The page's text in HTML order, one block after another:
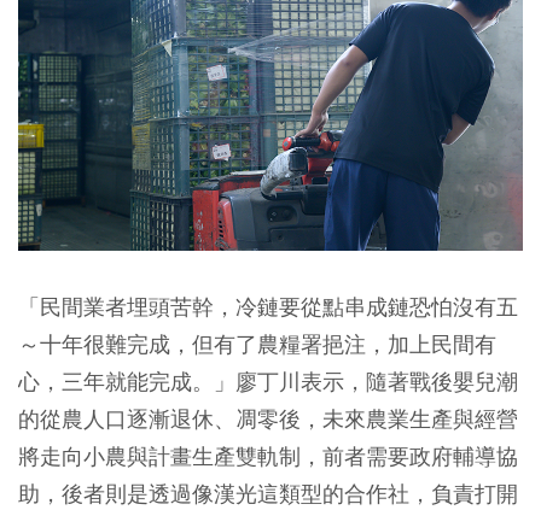
「民間業者埋頭苦幹，冷鏈要從點串成鏈恐怕沒有五
～十年很難完成，但有了農糧署挹注，加上民間有
心，三年就能完成。」廖丁川表示，隨著戰後嬰兒潮
的從農人口逐漸退休、凋零後，未來農業生產與經營
將走向小農與計畫生產雙軌制，前者需要政府輔導協
助，後者則是透過像漢光這類型的合作社，負責打開